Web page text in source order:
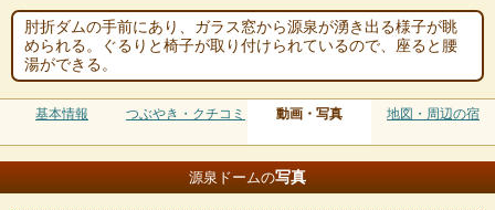
肘折ダムの手前にあり、ガラス窓から源泉が湧き出る様子が眺
められる。ぐるりと椅子が取り付けられているので、座ると腰
湯ができる。
基本情報 つぶやき・クチコミ 動画・写真 地図・周辺の宿
源泉ドームの写真